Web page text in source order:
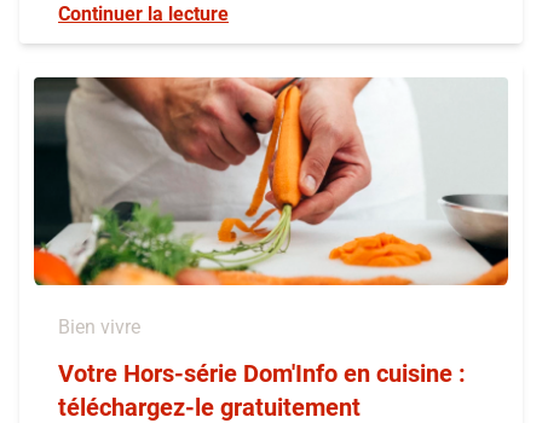
Continuer la lecture
Bien vivre
Votre Hors-série Dom'Info en cuisine :
téléchargez-le gratuitement